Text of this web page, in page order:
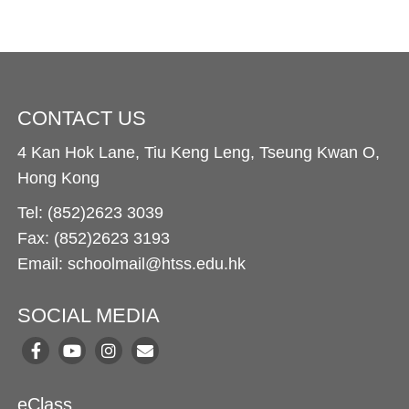
CONTACT US
4 Kan Hok Lane, Tiu Keng Leng, Tseung Kwan O,
Hong Kong
Tel: (852)2623 3039
Fax: (852)2623 3193
Email: schoolmail@htss.edu.hk
SOCIAL MEDIA
eClass